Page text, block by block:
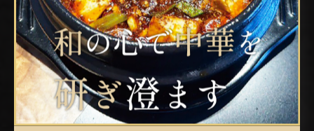
2026/03/31
船橋グルメで千葉県の旬食材や名物も楽しむ夜ご飯とディナーの選び方
2026/03/31
中華料理の人気店が集まる千葉県船橋市で注目したい本格メニューと満足ランチの楽しみ方